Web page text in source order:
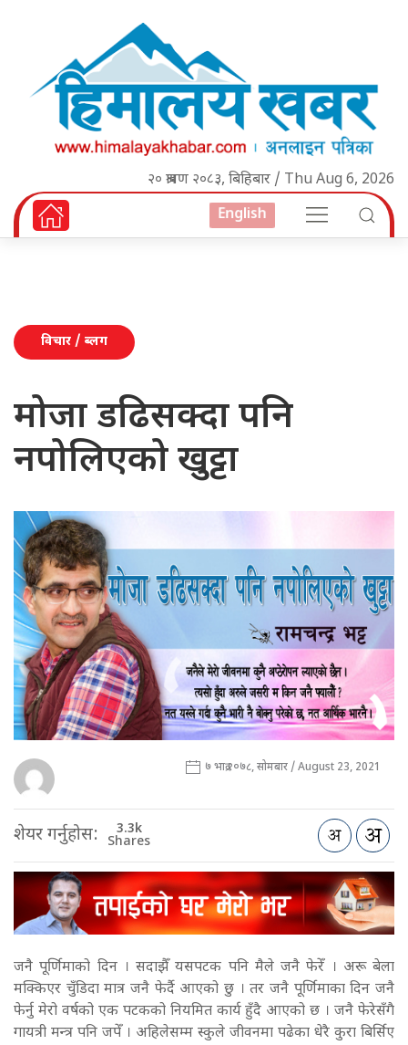
२० श्रावण २०८३, बिहिबार / Thu Aug 6, 2026
English
विचार / ब्लग
मोजा डढिसक्दा पनि
नपोलिएको खुट्टा
७ भाद्र २०७८, सोमबार / August 23, 2021
शेयर गर्नुहोस: 3.3k
Shares
जनै पूर्णिमाको दिन । सदाझैँ यसपटक पनि मैले जनै फेरेँ । अरू बेला
मक्किएर चुँडिदा मात्र जनै फेर्दै आएको छु । तर जनै पूर्णिमाका दिन जनै
फेर्नु मेरो वर्षको एक पटकको नियमित कार्य हुँदै आएको छ । जनै फेरेसँगै
गायत्री मन्त्र पनि जपेँ । अहिलेसम्म स्कुले जीवनमा पढेका धेरै कुरा बिर्सिए